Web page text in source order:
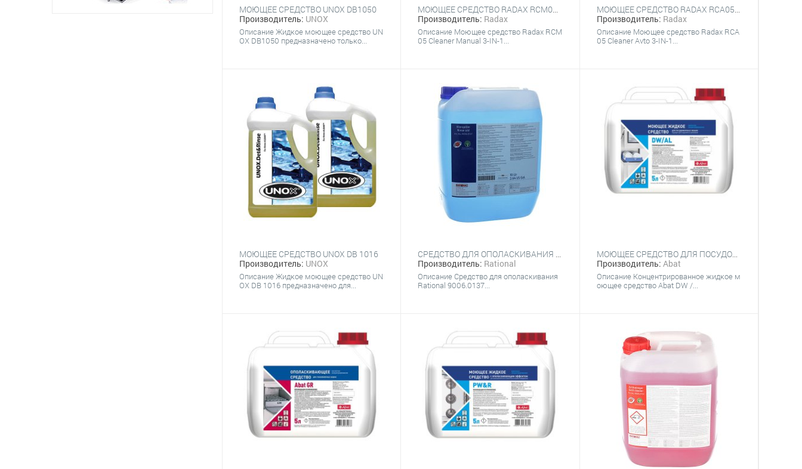
МОЮЩЕЕ СРЕДСТВО UNOX DB1050
Производитель: UNOX
Описание Жидкое моющее средство UN
OX DB1050 предназначено только...
МОЮЩЕЕ СРЕДСТВО RADAX RCM05 СLEANER MANUAL 3-IN-1
Производитель: Radax
Описание Моющее средство Radax RCM
05 Сleaner Manual 3-IN-1...
МОЮЩЕЕ СРЕДСТВО RADAX RCA05 СLEANER AUTO 3-IN-1
Производитель: Radax
Описание ​​Моющее средство Radax RCA
05 Сleaner Avto 3-IN-1...
МОЮЩЕЕ СРЕДСТВО UNOX DB 1016
Производитель: UNOX
Описание Жидкое моющее средство UN
OX DB 1016 предназначено для...
СРЕДСТВО ДЛЯ ОПОЛАСКИВАНИЯ ПАРОКОНВЕКТОМАТА RATIONAL 9006.0153
Производитель: Rational
Описание Средство для ополаскивания
Rational 9006.0137...
МОЮЩЕЕ СРЕДСТВО ДЛЯ ПОСУДОМОЕЧНЫХ МАШИН ABAT DW / AL
Производитель: Abat
Описание Концентрированное жидкое м
оющее средство Abat DW /...